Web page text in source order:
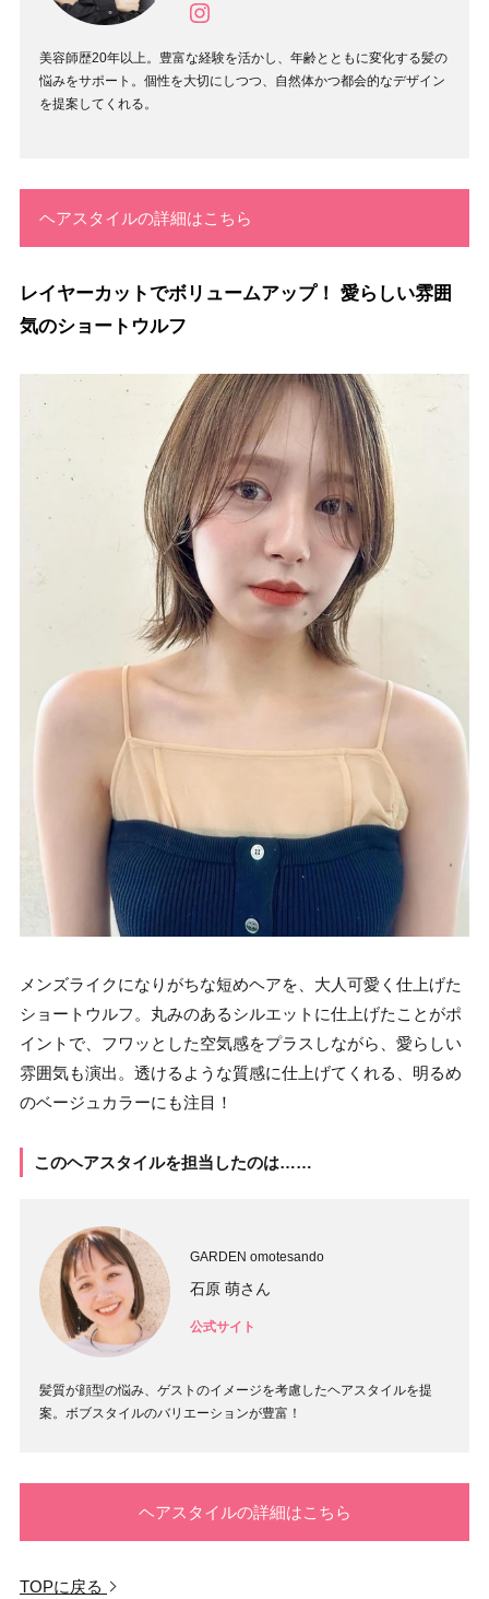
美容師歴20年以上。豊富な経験を活かし、年齢とともに変化する髪の
悩みをサポート。個性を大切にしつつ、自然体かつ都会的なデザイン
を提案してくれる。
ヘアスタイルの詳細はこちら
レイヤーカットでボリュームアップ！ 愛らしい雰囲
気のショートウルフ
メンズライクになりがちな短めヘアを、大人可愛く仕上げた
ショートウルフ。丸みのあるシルエットに仕上げたことがポ
イントで、フワッとした空気感をプラスしながら、愛らしい
雰囲気も演出。透けるような質感に仕上げてくれる、明るめ
のベージュカラーにも注目！
このヘアスタイルを担当したのは……
GARDEN omotesando
石原 萌さん
公式サイト
髪質が顔型の悩み、ゲストのイメージを考慮したヘアスタイルを提
案。ボブスタイルのバリエーションが豊富！
ヘアスタイルの詳細はこちら
TOPに戻る